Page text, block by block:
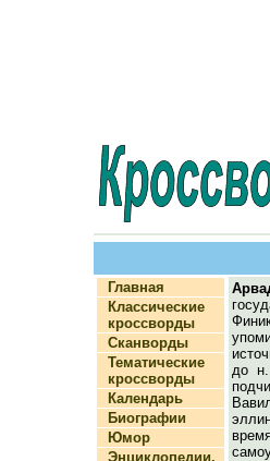
Главная
Классические
кроссворды
Сканворды
Тематические
кроссворды
Календарь
Биографии
Юмор
Энциклопедии,
до